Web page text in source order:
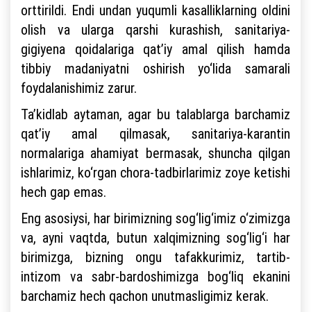
orttirildi. Endi undan yuqumli kasalliklarning oldini
olish va ularga qarshi kurashish, sanitariya-
gigiyena qoidalariga qat’iy amal qilish hamda
tibbiy madaniyatni oshirish yo‘lida samarali
foydalanishimiz zarur.
Ta’kidlab aytaman, agar bu talablarga barchamiz
qat’iy amal qilmasak, sanitariya-karantin
normalariga ahamiyat bermasak, shuncha qilgan
ishlarimiz, ko‘rgan chora-tadbirlarimiz zoye ketishi
hech gap emas.
Eng asosiysi, har birimizning sog‘lig‘imiz o‘zimizga
va, ayni vaqtda, butun xalqimizning sog‘lig‘i har
birimizga, bizning ongu tafakkurimiz, tartib-
intizom va sabr-bardoshimizga bog‘liq ekanini
barchamiz hech qachon unutmasligimiz kerak.